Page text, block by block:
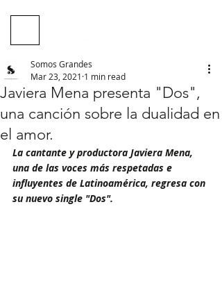
Javiera Mena presenta "Dos",
una canción sobre la dualidad en
el amor.
Somos Grandes
Mar 23, 2021 1 min read
La cantante y productora Javiera Mena,
una de las voces más respetadas e
influyentes de Latinoamérica, regresa con
su nuevo single "Dos".